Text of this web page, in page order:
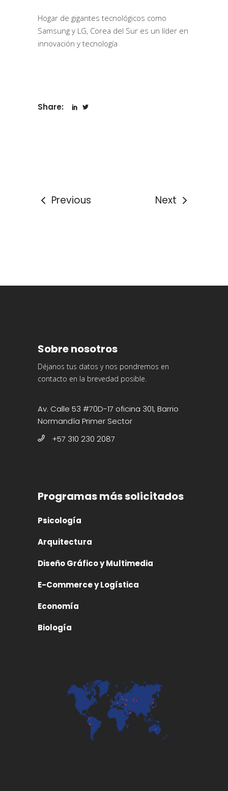
Hogar de gigantes tecnológicos como
Samsung y LG, Corea del Sur es un líder en
innovación y tecnología
Share:
Previous Next
Sobre nosotros
Déjanos tus datos y nos pondremos en
contacto en la brevedad posible.
Av. Calle 53 #70D-17 oficina 301, Barrio
Normandía Primer Sector
+57 310 230 2087
Programas más solicitados
Psicología
Arquitectura
Diseño Gráfico y Multimedia
E-Commerce y Logística
Economía
Biología